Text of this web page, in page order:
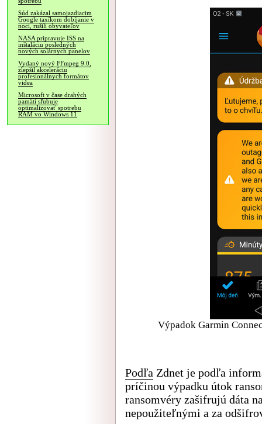
Súd zakázal samojazdiacim
Google taxíkom dobíjanie v
noci, rušili obyvateľov
NASA pripravuje ISS na
inštaláciu posledných
nových solárnych panelov
Vydaný nový FFmpeg 9.0,
zlepšil akceleráciu
profesionálnych formátov
videa
Microsoft v čase drahých
pamätí sľubuje
optimalizovať spotrebu
RAM vo Windows 11
Výpadok Garmin
Podľa Zdnet je podľa
príčinou výpadku útok
ransomvéry zašifrujú dáta
nepoužiteľnými a za